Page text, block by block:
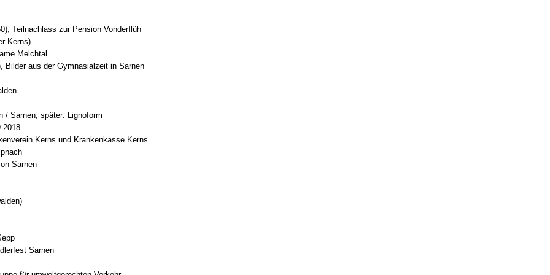
Teilnachlass zur Pension Vonderflüh
Kerns)
Melchtal
Bilder aus der Gymnasialzeit in Sarnen
/ Sarnen, später: Lignoform
2018
Kerns und Krankenkasse Kerns
Sarnen
Sarnen